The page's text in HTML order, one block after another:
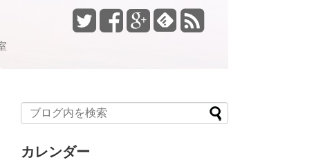
カレンダー